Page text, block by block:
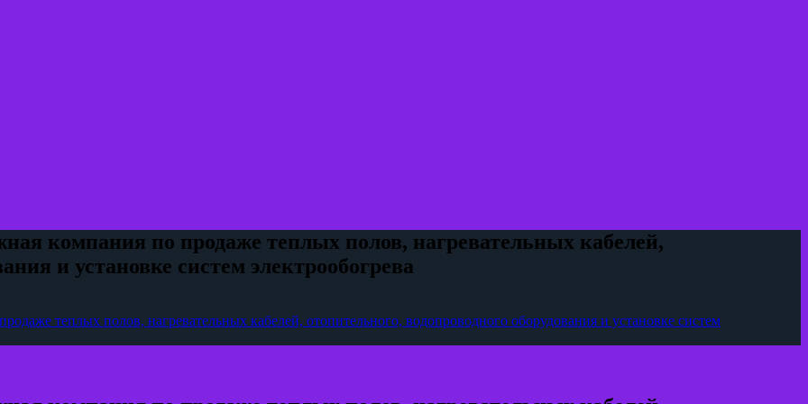
по продаже теплых полов, нагревательных кабелей,
и установке систем электрообогрева
теплых полов, нагревательных кабелей, отопительного, водопроводного оборудования и установке систем